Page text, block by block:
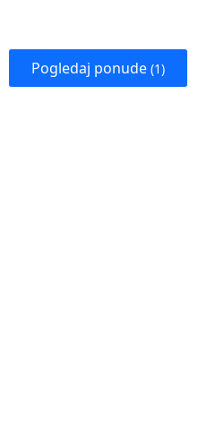
Pogledaj ponude (1)